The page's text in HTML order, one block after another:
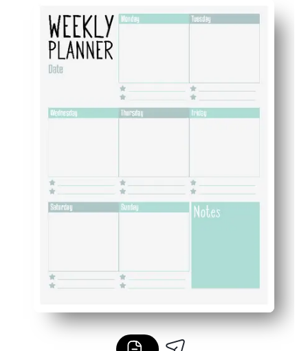
Diseño ordenado: las cajas espaciosas permiten
Aumenta la independencia: ayuda a los niños a
Diseño flexible: úsalo para tareas, comidas, tareas,